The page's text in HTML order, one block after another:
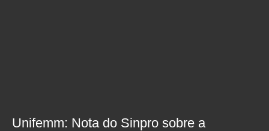
Unifemm: Nota do Sinpro sobre a